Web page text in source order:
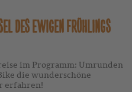
DES EWIGEN FRÜHLINGS
im Programm: Umrunden
die wunderschöne
erfahren!